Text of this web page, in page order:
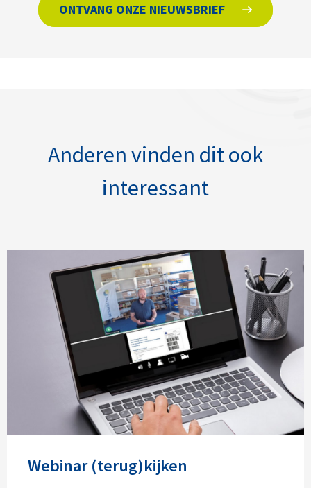
ONTVANG ONZE NIEUWSBRIEF
Anderen vinden dit ook
interessant
Webinar (terug)kijken